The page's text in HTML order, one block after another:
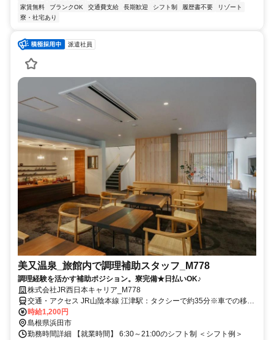
家賃無料
ブランクOK 交通費支給 長期歓迎 シフト制 履歴書不要
リゾート
寮・社宅あり
派遣社員
美又温泉_旅館内で調理補助スタッフ_M778
調理経験を活かす補助ポジション。寮完備★日払いOK♪
株式会社JR西日本キャリア_M778
交通・アクセス JR山陰本線 江津駅：タクシーで約35分※車での移動
手段については直接お話いたします。
時給1,200円
島根県浜田市
勤務時間詳細 【就業時間】 6:30～21:00のシフト制 ＜シフト例＞